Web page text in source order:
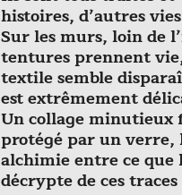
histoires, d’autres
Sur les murs, loin de
tentures prennent
textile semble
est extrêmement
Un collage minutieux
protégé par un verre,
alchimie entre ce que
décrypte de ces